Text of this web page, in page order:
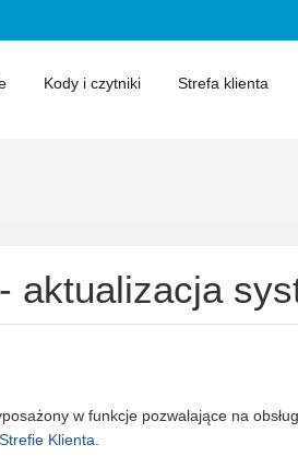
Kody i czytniki Strefa klienta
aktualizacja
w funkcje pozwalające na
Strefie Klienta